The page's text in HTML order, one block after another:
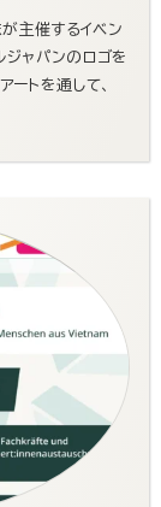
主催するイベン
ジャパンのロゴを
トを通して、